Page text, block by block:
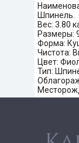
Шпинель.
Вес: 3.80
Размеры:
Форма:
Чистота:
Цвет:
Тип: